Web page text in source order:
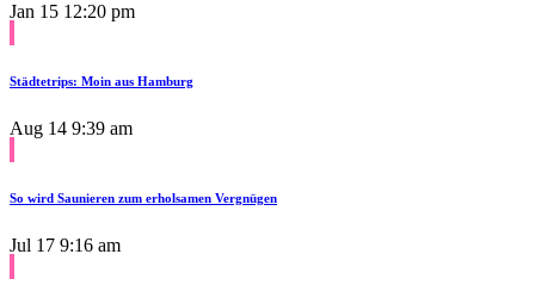
Jan 15 12:20 pm
Städtetrips: Moin aus Hamburg
Aug 14 9:39 am
So wird Saunieren zum erholsamen Vergnügen
Jul 17 9:16 am